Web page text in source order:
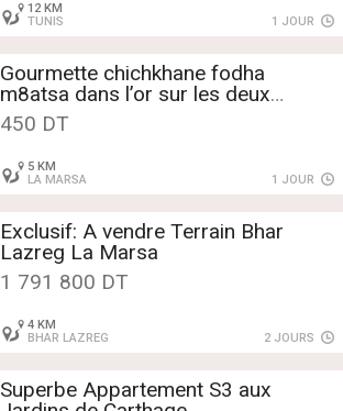
12 KM
TUNIS
1 JOUR
Gourmette chichkhane fodha
m8atsa dans l’or sur les deux
extrémités
450 DT
5 KM
LA MARSA
1 JOUR
Exclusif: A vendre Terrain Bhar
Lazreg La Marsa
1 791 800 DT
4 KM
BHAR LAZREG
2 JOURS
Superbe Appartement S3 aux